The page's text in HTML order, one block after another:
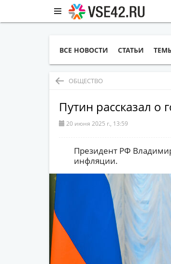
ВСЕ НОВОСТИ СТАТЬИ
ОБЩЕСТВО
Путин рассказал о
20 июня 2025 г., 13:59
Президент РФ
инфляции.